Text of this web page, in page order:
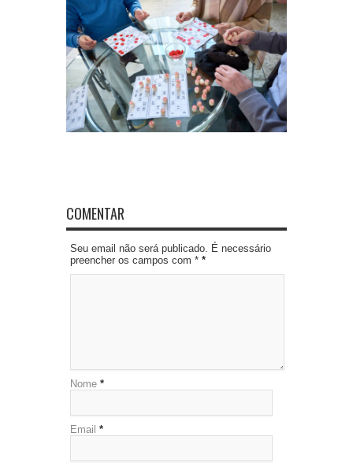
COMENTAR
Seu email não será publicado. É necessário
preencher os campos com * *
Nome *
Email *